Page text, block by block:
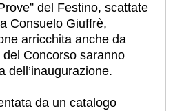
del Festino, scattate
Consuelo Giuffrè,
arricchita anche da
Concorso saranno
dell’inaugurazione.
da un catalogo